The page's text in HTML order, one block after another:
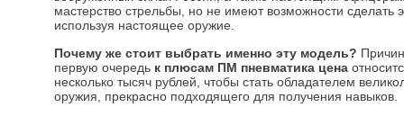
мастерство стрельбы, но не имеют возможности сделать
используя настоящее оружие.
Почему же стоит выбрать именно эту модель?
первую очередь к плюсам ПМ пневматика цена
несколько тысяч рублей, чтобы стать обладателем
оружия, прекрасно подходящего для получения навыков.